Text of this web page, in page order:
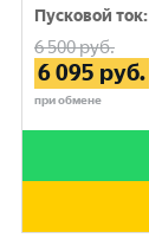
Пусковой ток:
6 500руб.
6 095 руб.
при обмене